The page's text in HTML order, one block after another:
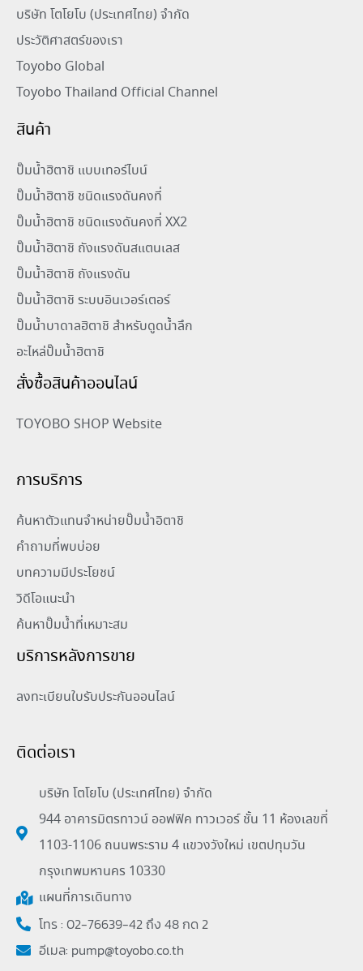
บริษัท โตโยโบ (ประเทศไทย) จำกัด
ประวัติศาสตร์ของเรา
Toyobo Global
Toyobo Thailand Official Channel
สินค้า
ปั๊มน้ำฮิตาชิ แบบเทอร์ไบน์
ปั๊มน้ำฮิตาชิ ชนิดแรงดันคงที่
ปั๊มน้ำฮิตาชิ ชนิดแรงดันคงที่ XX2
ปั๊มน้ำฮิตาชิ ถังแรงดันสแตนเลส
ปั๊มน้ำฮิตาชิ ถังแรงดัน
ปั๊มน้ำฮิตาชิ ระบบอินเวอร์เตอร์
ปั๊มน้ำบาดาลฮิตาชิ สำหรับดูดน้ำลึก
อะไหล่ปั๊มน้ำฮิตาชิ
สั่งซื้อสินค้าออนไลน์
TOYOBO SHOP Website
การบริการ
ค้นหาตัวแทนจำหน่ายปั๊มน้ำอิตาชิ
คำถามที่พบบ่อย
บทความมีประโยชน์
วิดีโอแนะนำ
ค้นหาปั๊มน้ำที่เหมาะสม
บริการหลังการขาย
ลงทะเบียนใบรับประกันออนไลน์
ติดต่อเรา
บริษัท โตโยโบ (ประเทศไทย) จำกัด
944 อาคารมิตรทาวน์ ออฟฟิค ทาวเวอร์ ชั้น 11 ห้องเลขที่
1103-1106 ถนนพระราม 4 แขวงวังใหม่ เขตปทุมวัน
กรุงเทพมหานคร 10330
แผนที่การเดินทาง
โทร : 02-76639-42 ถึง 48 กด 2
อีเมล: pump@toyobo.co.th